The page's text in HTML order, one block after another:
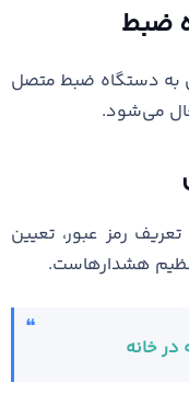
ضبط
به دستگاه ضبط متصل
می‌شود.
رمز عبور، تعیین
هشدارهاست.